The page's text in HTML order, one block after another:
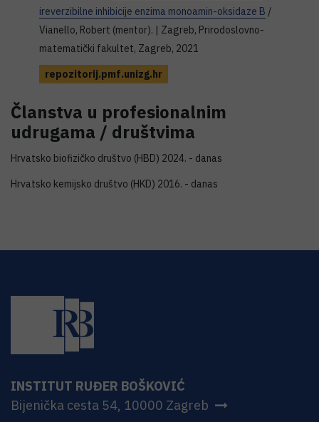
ireverzibilne inhibicije enzima monoamin-oksidaze B /
Vianello, Robert (mentor). | Zagreb, Prirodoslovno-
matematički fakultet, Zagreb, 2021
repozitorij.pmf.unizg.hr
Članstva u profesionalnim
udrugama / društvima
Hrvatsko biofizičko društvo (HBD) 2024. - danas
Hrvatsko kemijsko društvo (HKD) 2016. - danas
INSTITUT RUĐER BOŠKOVIĆ
Bijenička cesta 54, 10000 Zagreb